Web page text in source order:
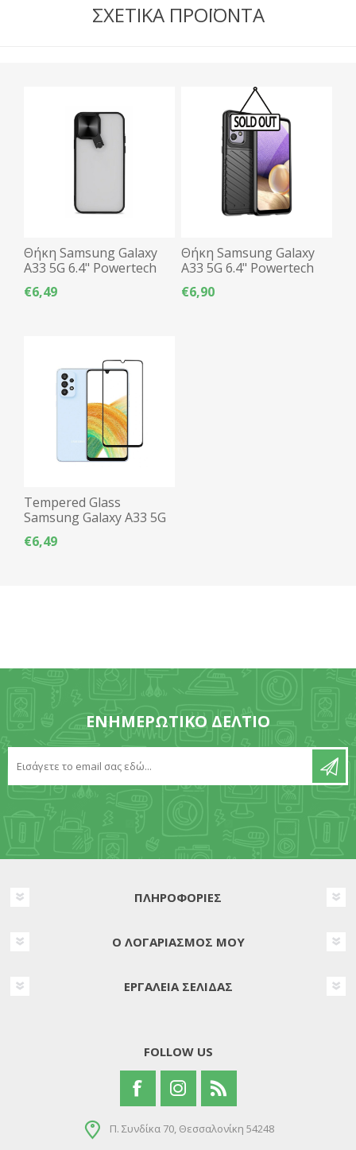
ΣΧΕΤΙΚΆ ΠΡΟΪΌΝΤΑ
Θήκη Samsung Galaxy
A33 5G 6.4" Powertech
MOB-1756 Καθρέπτης &
Στήριγμα - Μαύρο
€6,49
Θήκη Samsung Galaxy
A33 5G 6.4" Powertech
Thunder - Μαύρο
€6,90
Tempered Glass
Samsung Galaxy A33 5G
6.4" 9H 5D Full Glue -
Μαύρο
€6,49
ΕΝΗΜΕΡΩΤΙΚΌ ΔΕΛΤΊΟ
ΠΛΗΡΟΦΟΡΊΕΣ
Ο ΛΟΓΑΡΙΑΣΜΌΣ ΜΟΥ
ΕΡΓΑΛΕΊΑ ΣΕΛΊΔΑΣ
FOLLOW US
Π. Συνδίκα 70, Θεσσαλονίκη 54248